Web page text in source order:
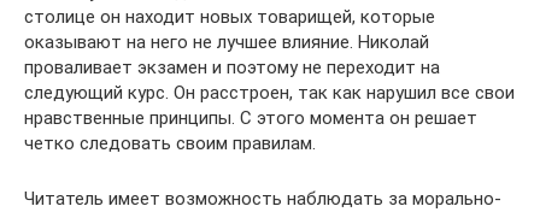
столице он находит новых товарищей, которые
оказывают на него не лучшее влияние. Николай
проваливает экзамен и поэтому не переходит на
следующий курс. Он расстроен, так как нарушил все свои
нравственные принципы. С этого момента он решает
четко следовать своим правилам.
Читатель имеет возможность наблюдать за морально-